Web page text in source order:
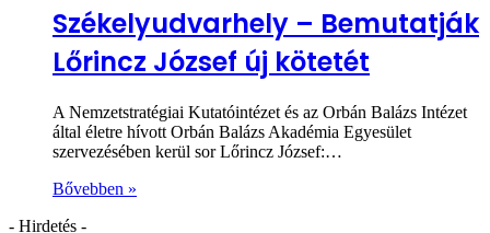
Székelyudvarhely – Bemutatják
Lőrincz József új kötetét
A Nemzetstratégiai Kutatóintézet és az Orbán Balázs Intézet
által életre hívott Orbán Balázs Akadémia Egyesület
szervezésében kerül sor Lőrincz József:…
Bővebben »
- Hirdetés -